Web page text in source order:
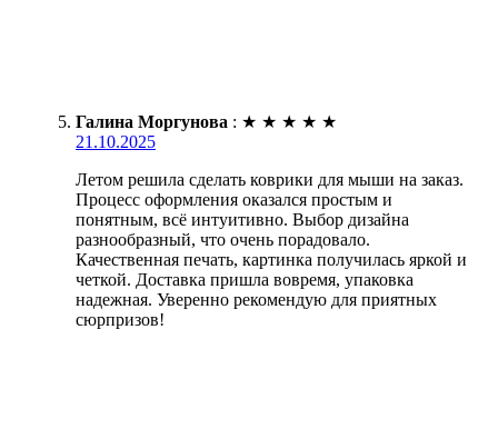
Галина Моргунова : ★ ★ ★ ★ ★
21.10.2025
Летом решила сделать коврики для мыши на заказ.
Процесс оформления оказался простым и
понятным, всё интуитивно. Выбор дизайна
разнообразный, что очень порадовало.
Качественная печать, картинка получилась яркой и
четкой. Доставка пришла вовремя, упаковка
надежная. Уверенно рекомендую для приятных
сюрпризов!